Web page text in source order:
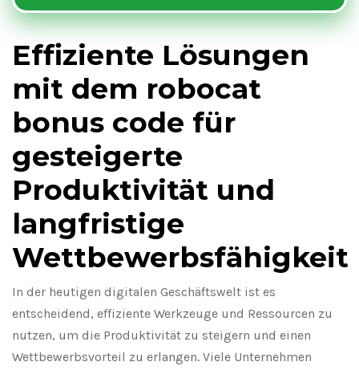
Effiziente Lösungen
mit dem robocat
bonus code für
gesteigerte
Produktivität und
langfristige
Wettbewerbsfähigkeit
In der heutigen digitalen Geschäftswelt ist es
entscheidend, effiziente Werkzeuge und Ressourcen zu
nutzen, um die Produktivität zu steigern und einen
Wettbewerbsvorteil zu erlangen. Viele Unternehmen